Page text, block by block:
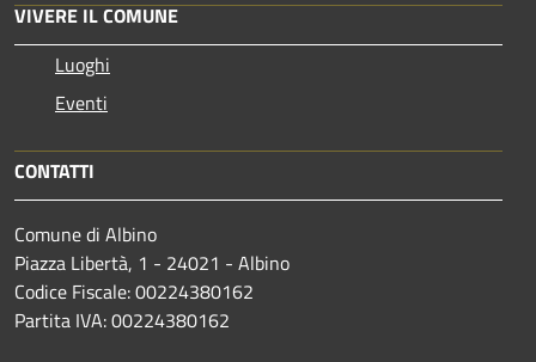
VIVERE IL COMUNE
Luoghi
Eventi
CONTATTI
Comune di Albino
Piazza Libertà, 1 - 24021 - Albino
Codice Fiscale: 00224380162
Partita IVA: 00224380162